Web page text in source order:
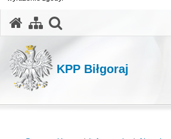
KPP Biłgoraj